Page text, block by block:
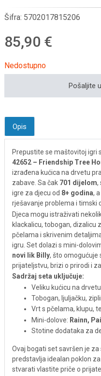
Šifra: 5702017815206
85,90 €
Nedostupno
Pošaljite
Opis
Prepustite se maštovitoj igri
42652 – Friendship Tree
izrađena kućica na drvetu
zabave. Sa čak 701 dijelom,
igre za djecu od 8+ godina,
rješavanje problema i timski
Djeca mogu istraživati
klackalicu, tobogan, dizalicu
pčelama i skrivenim
igru. Set dolazi s mini-
novi lik Billy, što omogućuje
prijateljstvu, brizi o prirodi i
Sadržaj seta uključuje:
Veliku kućicu na
Tobogan, ljuljačku,
Vrt s pčelama, klupu,
Mini-dolove: Rainn,
Stotine dodataka za
Ovaj bogati set savršen je za
predstavlja idealan poklon
stvarati vlastite priče o